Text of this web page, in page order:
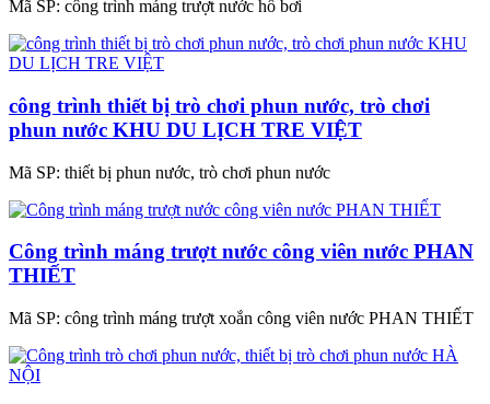
Mã SP: công trình máng trượt nước hồ bơi
công trình thiết bị trò chơi phun nước, trò chơi
phun nước KHU DU LỊCH TRE VIỆT
Mã SP: thiết bị phun nước, trò chơi phun nước
Công trình máng trượt nước công viên nước PHAN
THIẾT
Mã SP: công trình máng trượt xoắn công viên nước PHAN THIẾT